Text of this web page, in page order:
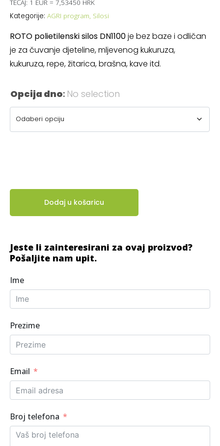
TEČAJ: 1 EUR = 7,53450 HRK
Kategorije: AGRI program, Silosi
ROTO polietilenski silos DN1100je bez baze i odličan
je za čuvanje djeteline, mljevenog kukuruza,
kukuruza, repe, žitarica, brašna, kave itd.
Opcija dno: No selection
Dodaj u košaricu
Jeste li zainteresirani za ovaj proizvod?
Pošaljite nam upit.
Ime
Prezime
Email
Broj telefona